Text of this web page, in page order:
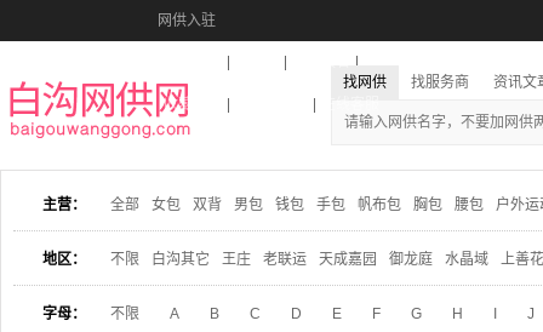
网供入驻
收藏本站
找网供 找服务商 资讯文
主营： 全部 女包 双背 男包 钱包 手包 帆布包 胸包 腰包 户外运
地区： 不限 白沟其它 王庄 老联运 天成嘉园 御龙庭 水晶域 上善
字母： 不限 A B C D E F G H J